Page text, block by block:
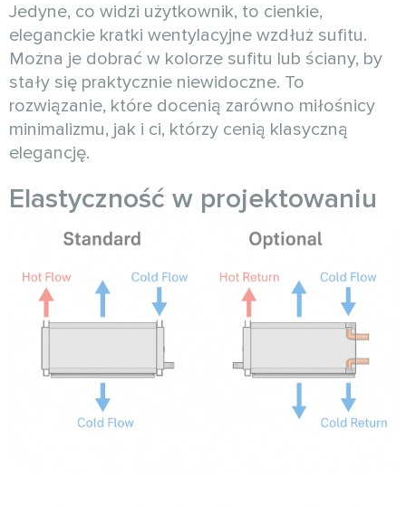
Jedyne, co widzi użytkownik, to cienkie,
eleganckie kratki wentylacyjne wzdłuż sufitu.
Można je dobrać w kolorze sufitu lub ściany, by
stały się praktycznie niewidoczne. To
rozwiązanie, które docenią zarówno miłośnicy
minimalizmu, jak i ci, którzy cenią klasyczną
elegancję.
Elastyczność w projektowaniu